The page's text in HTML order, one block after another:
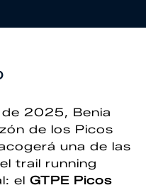
2025, Benia
de los Picos
una de las
trail running
el GTPE Picos